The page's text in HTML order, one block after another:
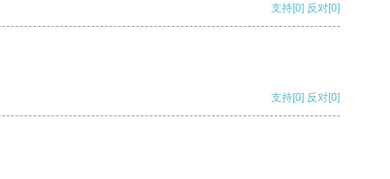
支持[0] 反对[0]
支持[0] 反对[0]